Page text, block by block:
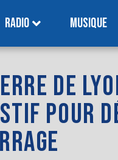
RADIO MUSIQUE
DE
POUR